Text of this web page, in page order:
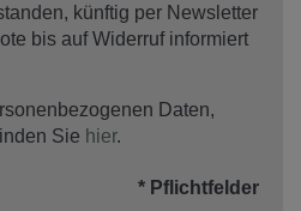
künftig per Newsletter
bis auf Widerruf informiert
Daten,
Sie hier.
* Pflichtfelder